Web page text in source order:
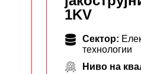
1KV
Сектор:
технологии
Ниво на